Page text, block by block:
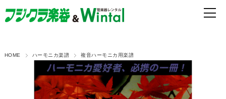
HOME ハーモニカ楽譜 複音ハーモニカ用楽譜